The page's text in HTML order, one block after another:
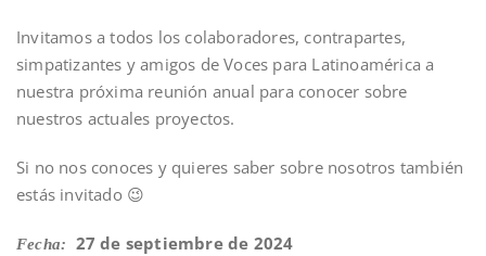
Invitamos a todos los colaboradores, contrapartes,
simpatizantes y amigos de Voces para Latinoamérica a
nuestra próxima reunión anual para conocer sobre
nuestros actuales proyectos.
Si no nos conoces y quieres saber sobre nosotros también
estás invitado 😉
Fecha: 27 de septiembre de 2024